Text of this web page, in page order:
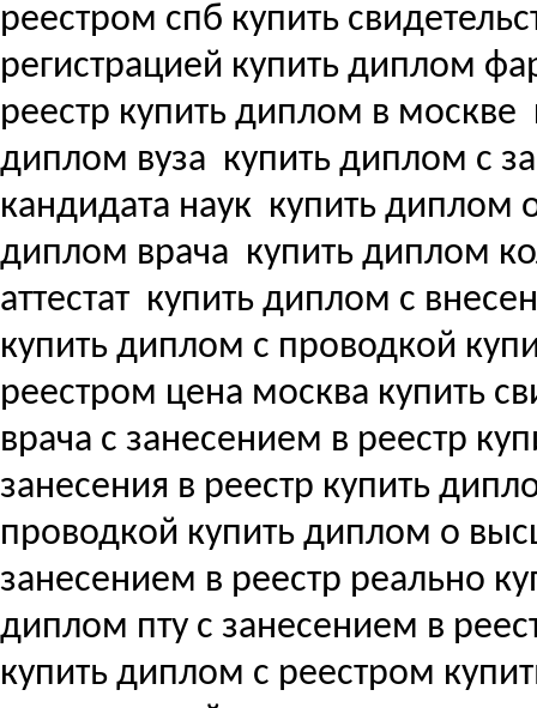
реестром спб купить
регистрацией купить диплом
реестр купить диплом в москве
диплом вуза купить диплом с
кандидата наук купить диплом
диплом врача купить диплом
аттестат купить диплом с
купить диплом с проводкой
реестром цена москва купить
врача с занесением в реестр
занесения в реестр купить
проводкой купить диплом о
занесением в реестр реально
диплом пту с занесением в
купить диплом с реестром